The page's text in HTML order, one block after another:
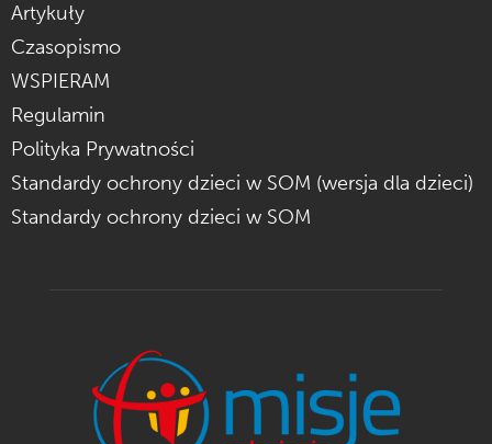
Artykuły
Czasopismo
WSPIERAM
Regulamin
Polityka Prywatności
Standardy ochrony dzieci w SOM (wersja dla dzieci)
Standardy ochrony dzieci w SOM